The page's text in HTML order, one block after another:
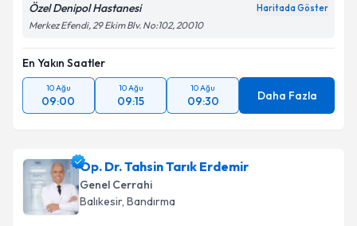
Özel Denipol Hastanesi Haritada Göster
Merkez Efendi, 29 Ekim Blv. No:102, 20010
En Yakın Saatler
10 Ağu
09:00
10 Ağu
09:15
10 Ağu
09:30 Daha Fazla
Op. Dr. Tahsin Tarık Erdemir
Genel Cerrahi
Balıkesir, Bandırma